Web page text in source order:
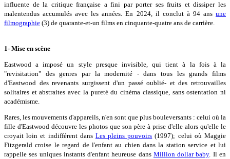
influente de la critique française a fini par porter ses fruits et dissiper les
malentendus accumulés avec les années. En 2024, il conclut à 94 ans une
filmographie (3) de quarante-et-un films en cinquante-quatre ans de carrière.
1- Mise en scène
Eastwood a imposé un style presque invisible, qui tient à la fois à la
"revisitation" des genres par la modernité - dans tous les grands films
d'Eastwood des revenants surgissent d'un passé oublié- et des retrouvailles
solitaires et abstraites avec la pureté du cinéma classique, sans ostentation ni
académisme.
Rares, les mouvements d'appareils, n'en sont que plus bouleversants : celui où la
fille d'Eastwood découvre les photos que son père à prise d'elle alors qu'elle le
croyait loin et indifférent dans Les pleins pouvoirs (1997); celui où Maggie
Fitzgerald croise le regard de l'enfant au chien dans la station service et lui
rappelle ses uniques instants d'enfant heureuse dans Million dollar baby. Il en